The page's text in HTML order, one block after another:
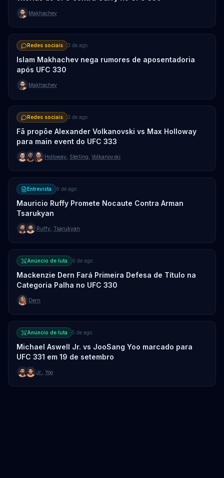
Makhachev
Redes sociais 3 de ago.
Islam Makhachev nega rumores de aposentadoria
após UFC 330
Makhachev
Redes sociais 3 de ago.
Fã propõe Alexander Volkanovski vs Max Holloway
para main event do UFC 333
Holloway Sterling Volkanovski
Entrevista 6 de ago.
Mauricio Ruffy Promete Nocaute Contra Arman
Tsarukyan
Ruffy Tsarukyan
Anúncio de luta 6 de ago.
Mackenzie Dern Fará Primeira Defesa de Título na
Categoria Palha no UFC 330
Dern
Anúncio de luta 5 de ago.
Michael Aswell Jr. vs JooSang Yoo marcado para
UFC 331 em 19 de setembro
Jr. Yoo